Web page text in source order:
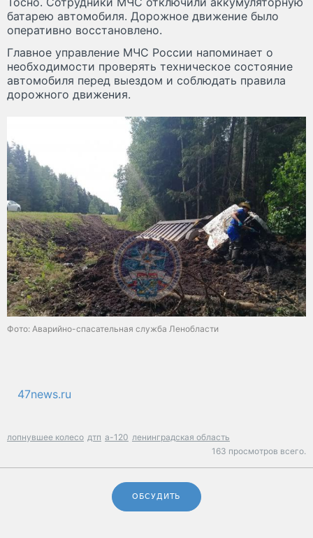
батарею автомобиля. Дорожное движение было
оперативно восстановлено.
Главное управление МЧС России напоминает о
необходимости проверять техническое состояние
автомобиля перед выездом и соблюдать правила
дорожного движения.
Фото: Аварийно-спасательная служба Ленобласти
47news.ru
лопнувшее колесо дтп а-120 ленинградская область
163 просмотров всего.
ОБСУДИТЬ